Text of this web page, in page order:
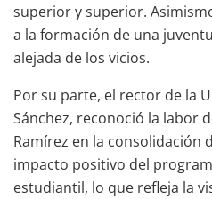
superior y superior.
a la formación de una
alejada de los vicios.
Por su parte, el rector de la
Sánchez, reconoció la labor
Ramírez en la consolidación
impacto positivo del
estudiantil, lo que refleja la